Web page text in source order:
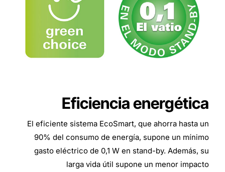
Eficiencia energética
El eficiente sistema EcoSmart, que ahorra hasta un
90% del consumo de energía, supone un mínimo
gasto eléctrico de 0,1 W en stand-by. Además, su
larga vida útil supone un menor impacto